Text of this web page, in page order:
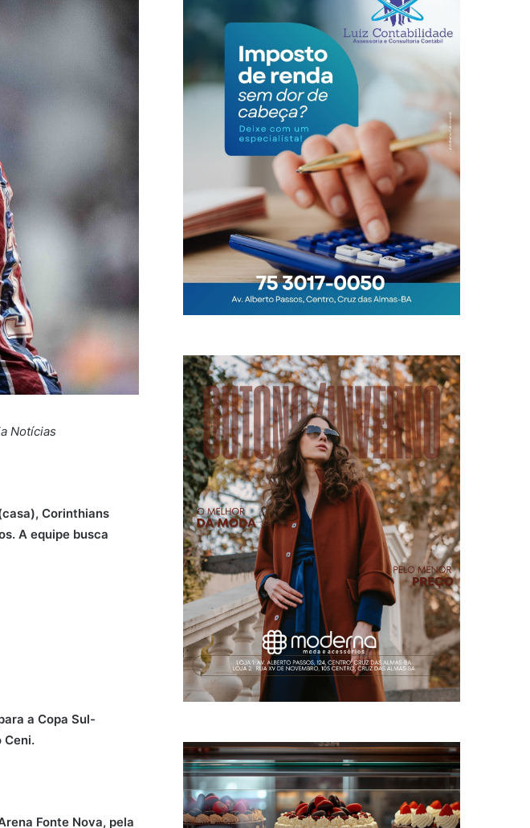
Notícias
Corinthians
A equipe busca
a Copa Sul-
Ceni.
Fonte Nova, pela